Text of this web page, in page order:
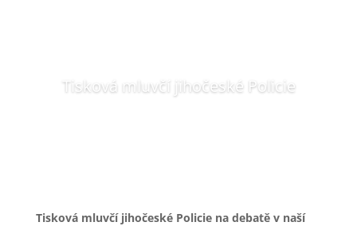
Tisková mluvčí jihočeské Policie
Tisková mluvčí jihočeské Policie na debatě v naší